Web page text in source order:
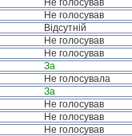
Не голосував
Не голосував
Відсутній
Не голосував
Не голосував
За
Не голосувала
За
Не голосував
Не голосував
Не голосував